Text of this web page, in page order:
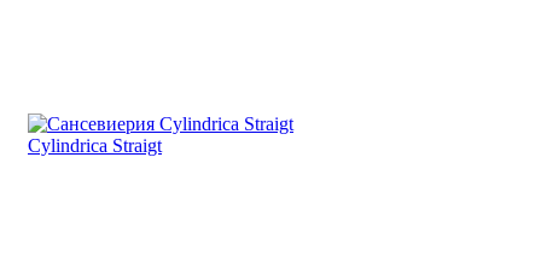
Cylindrica Straigt